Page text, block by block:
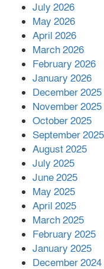
July 2026
May 2026
April 2026
March 2026
February 2026
January 2026
December 2025
November 2025
October 2025
September 2025
August 2025
July 2025
June 2025
May 2025
April 2025
March 2025
February 2025
January 2025
December 2024